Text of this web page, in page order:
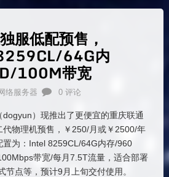
服低配预售，
64G内
100M带宽
络服务器 0 评论
dogyun）现推出了更便宜的重庆联通
代物理机预售，￥250/月或￥2500/年
置为：Intel 8259CL/64G内存/960
带宽/每月7.5T流量，适合部署
节点等，预计9月上旬交付使用。